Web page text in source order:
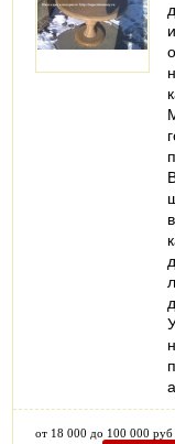
и
от 18 000 до 100 000 руб